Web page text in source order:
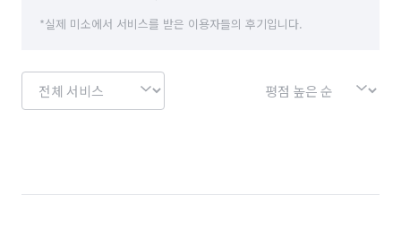
*실제 미소에서 서비스를 받은 이용자들의 후기입니다.